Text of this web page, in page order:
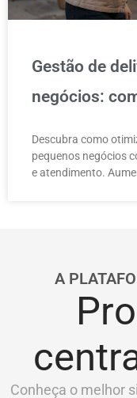
Gestão de
negócios:
Descubra como
pequenos negócios
e atendimento.
A
Conheça o melhor